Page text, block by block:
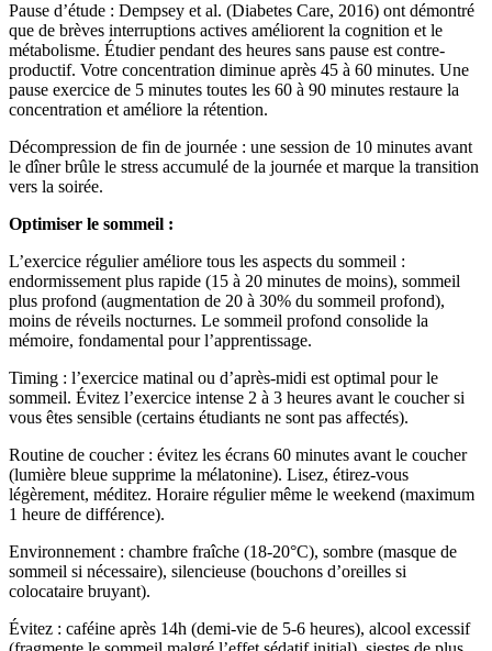
Pause d’étude : Dempsey et al. (Diabetes Care, 2016) ont démontré
que de brèves interruptions actives améliorent la cognition et le
métabolisme. Étudier pendant des heures sans pause est contre-
productif. Votre concentration diminue après 45 à 60 minutes. Une
pause exercice de 5 minutes toutes les 60 à 90 minutes restaure la
concentration et améliore la rétention.
Décompression de fin de journée : une session de 10 minutes avant
le dîner brûle le stress accumulé de la journée et marque la transition
vers la soirée.
Optimiser le sommeil :
L’exercice régulier améliore tous les aspects du sommeil :
endormissement plus rapide (15 à 20 minutes de moins), sommeil
plus profond (augmentation de 20 à 30% du sommeil profond),
moins de réveils nocturnes. Le sommeil profond consolide la
mémoire, fondamental pour l’apprentissage.
Timing : l’exercice matinal ou d’après-midi est optimal pour le
sommeil. Évitez l’exercice intense 2 à 3 heures avant le coucher si
vous êtes sensible (certains étudiants ne sont pas affectés).
Routine de coucher : évitez les écrans 60 minutes avant le coucher
(lumière bleue supprime la mélatonine). Lisez, étirez-vous
légèrement, méditez. Horaire régulier même le weekend (maximum
1 heure de différence).
Environnement : chambre fraîche (18-20°C), sombre (masque de
sommeil si nécessaire), silencieuse (bouchons d’oreilles si
colocataire bruyant).
Évitez : caféine après 14h (demi-vie de 5-6 heures), alcool excessif